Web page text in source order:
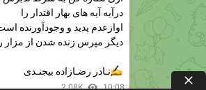
دیگر مپرس زنده شدن از مزار را
نـادر رضـازاده بیجنـدی